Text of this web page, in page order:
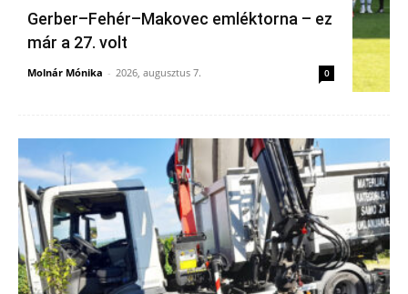
Gerber–Fehér–Makovec emléktorna – ez
már a 27. volt
Molnár Mónika - 2026, augusztus 7. 0